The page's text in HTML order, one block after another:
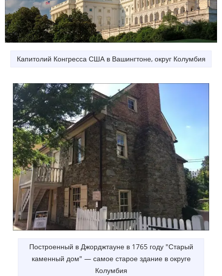
Капитолий Конгресса США в Вашингтоне, округ Колумбия
Построенный в Джорджтауне в 1765 году "Старый
каменный дом" — самое старое здание в округе
Колумбия